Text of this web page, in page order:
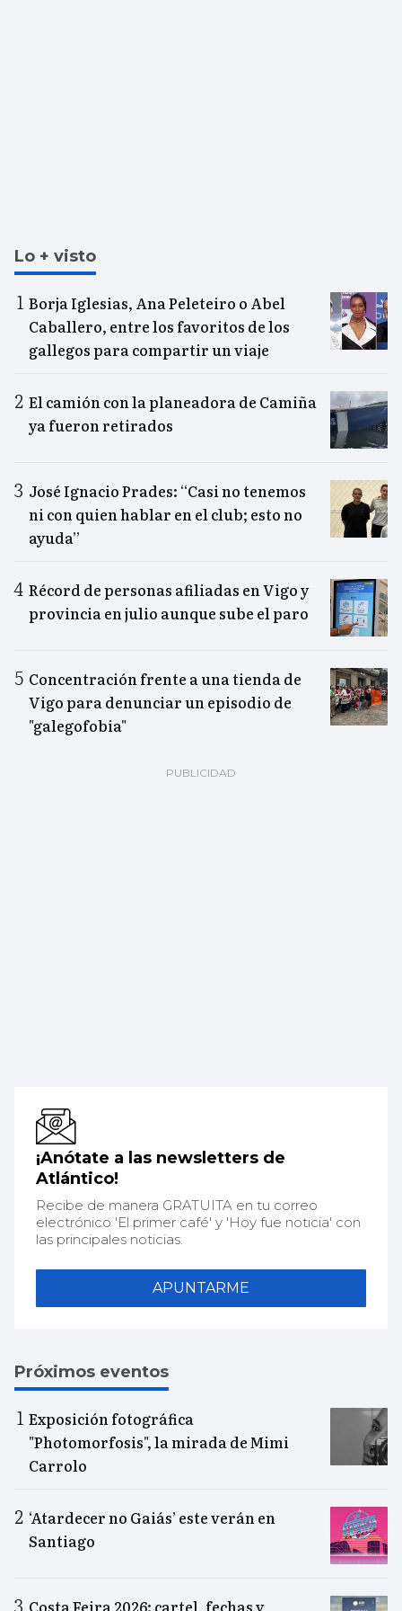
Lo + visto
Borja Iglesias, Ana Peleteiro o Abel
Caballero, entre los favoritos de los
gallegos para compartir un viaje
El camión con la planeadora de Camiña
ya fueron retirados
José Ignacio Prades: “Casi no tenemos
ni con quien hablar en el club; esto no
ayuda”
Récord de personas afiliadas en Vigo y
provincia en julio aunque sube el paro
Concentración frente a una tienda de
Vigo para denunciar un episodio de
"galegofobia"
¡Anótate a las newsletters de
Atlántico!
Recibe de manera GRATUITA en tu correo
electrónico 'El primer café' y 'Hoy fue noticia' con
las principales noticias.
APUNTARME
Próximos eventos
Exposición fotográfica
"Photomorfosis", la mirada de Mimi
Carrolo
‘Atardecer no Gaiás’ este verán en
Santiago